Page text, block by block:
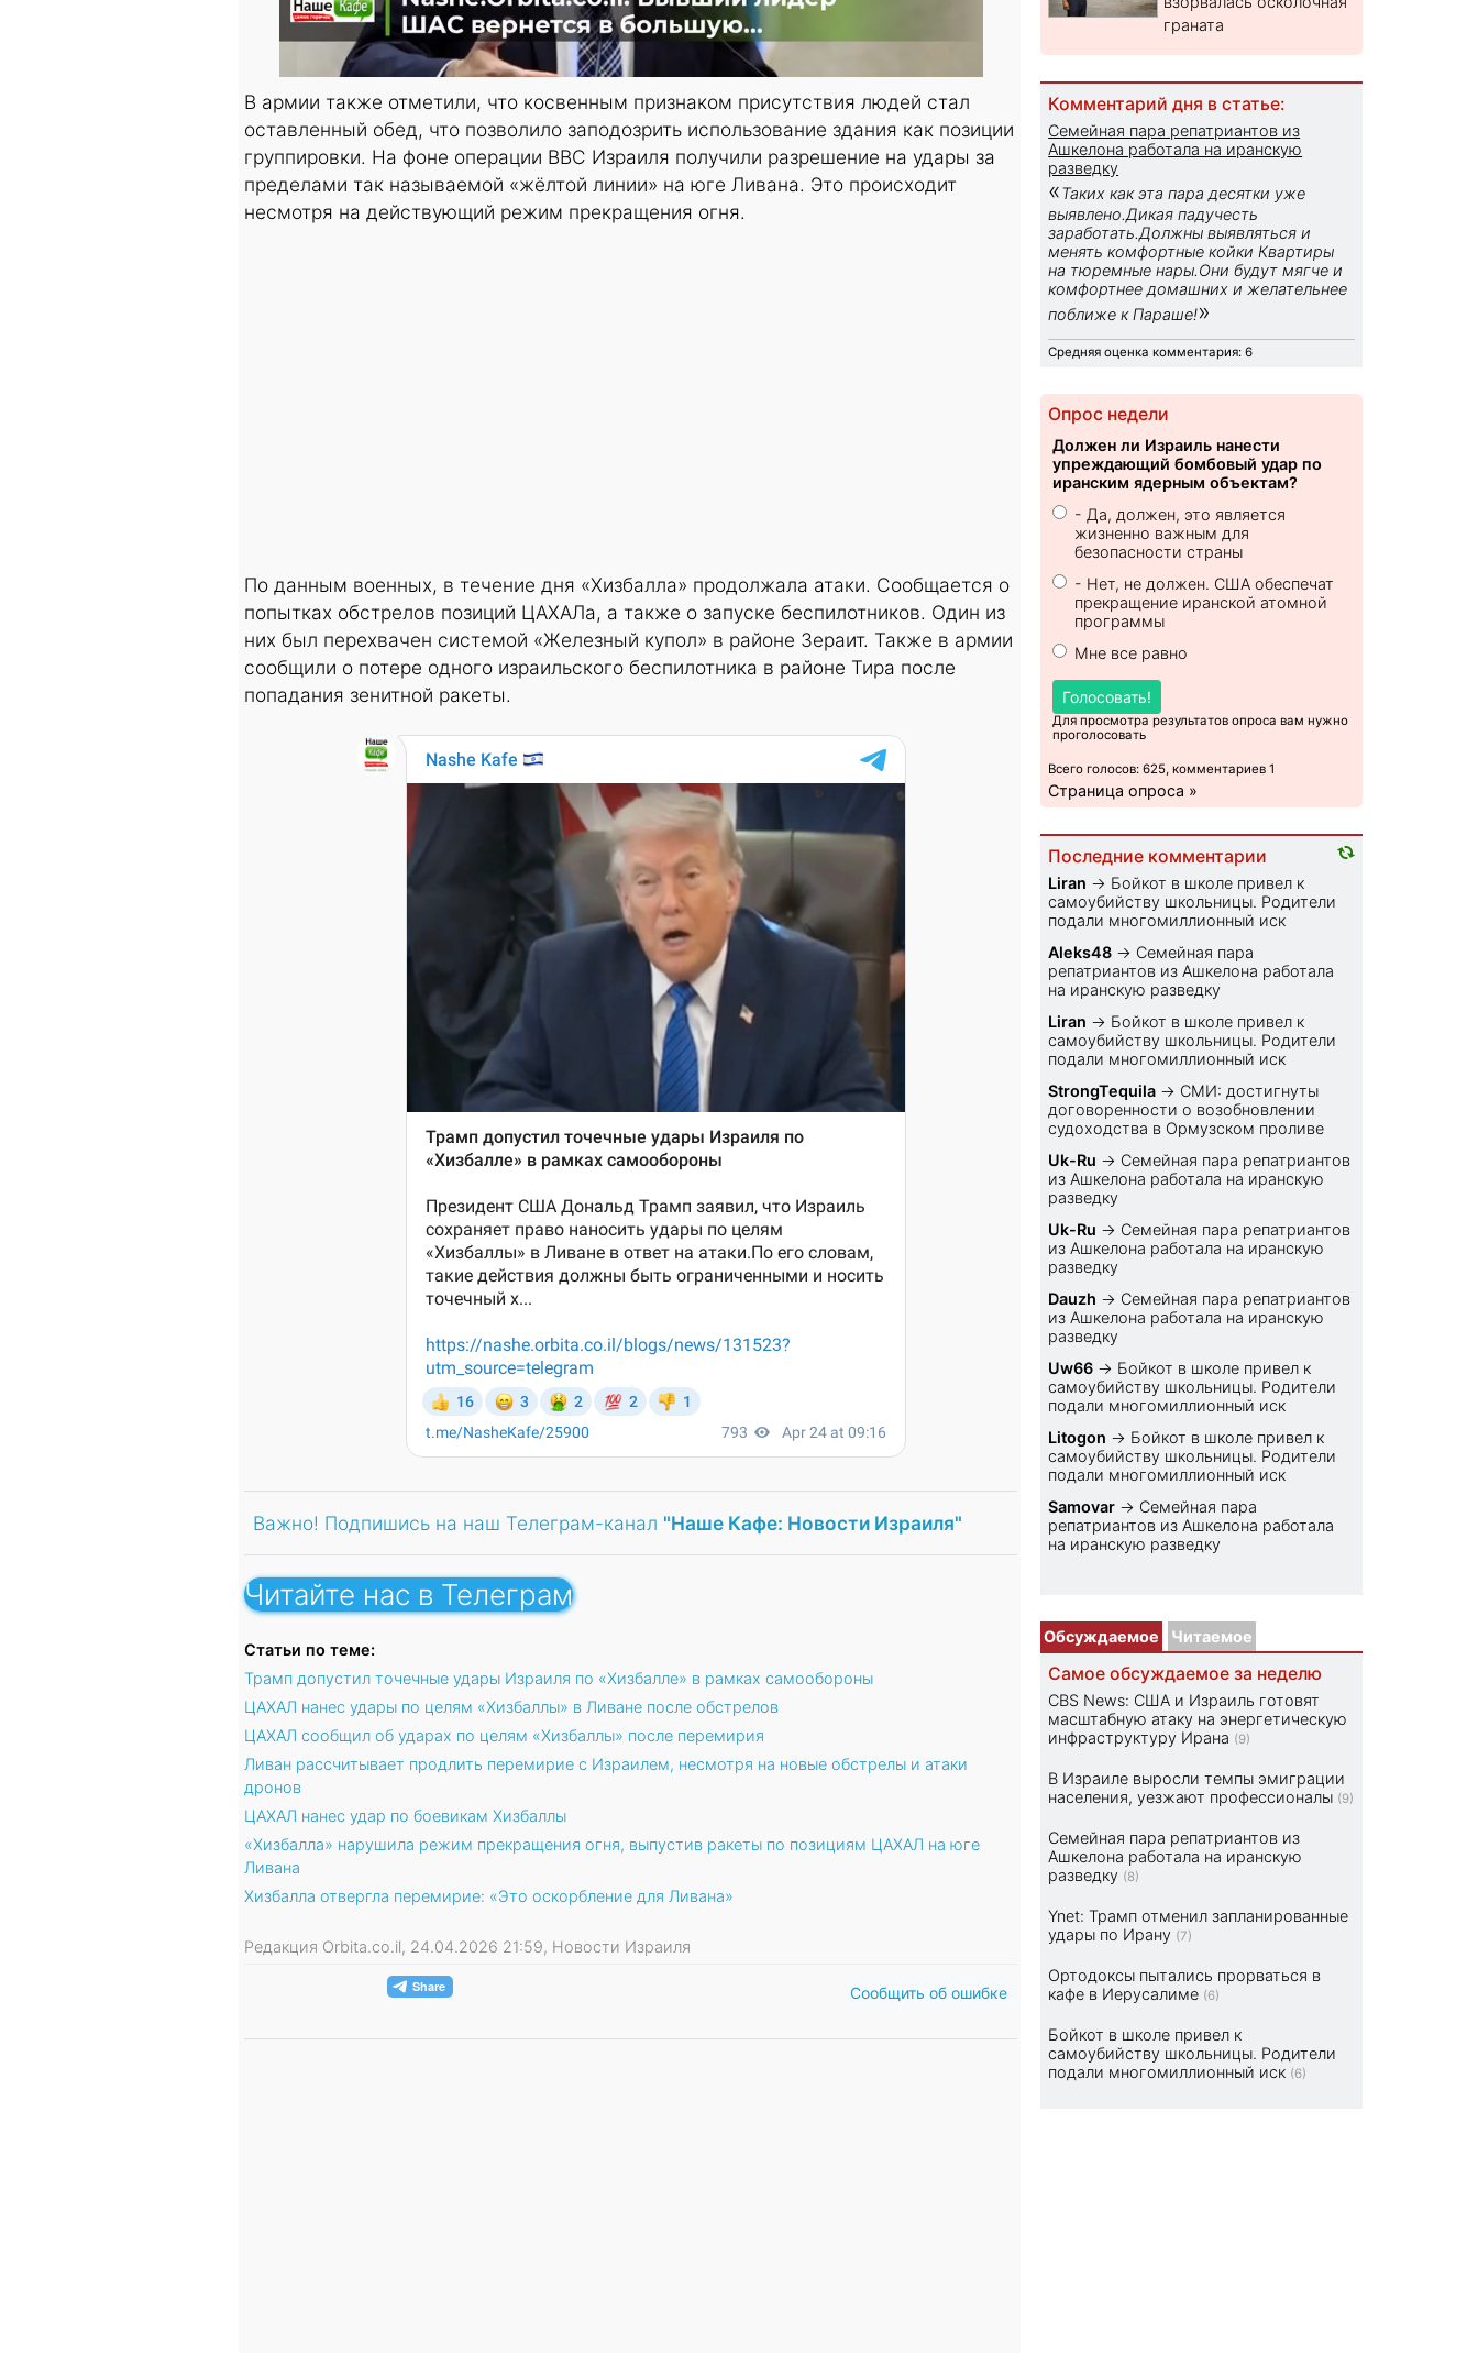
В армии также отметили, что косвенным признаком присутствия людей стал
оставленный обед, что позволило заподозрить использование здания как позиции
группировки. На фоне операции ВВС Израиля получили разрешение на удары за
пределами так называемой «жёлтой линии» на юге Ливана. Это происходит
несмотря на действующий режим прекращения огня.
По данным военных, в течение дня «Хизбалла» продолжала атаки. Сообщается о
попытках обстрелов позиций ЦАХАЛа, а также о запуске беспилотников. Один из
них был перехвачен системой «Железный купол» в районе Зераит. Также в армии
сообщили о потере одного израильского беспилотника в районе Тира после
попадания зенитной ракеты.
Важно! Подпишись на наш Телеграм-канал "Наше Кафе: Новости Израиля"
Читайте нас в Телеграм
Статьи по теме:
Трамп допустил точечные удары Израиля по «Хизбалле» в рамках самообороны
ЦАХАЛ нанес удары по целям «Хизбаллы» в Ливане после обстрелов
ЦАХАЛ сообщил об ударах по целям «Хизбаллы» после перемирия
Ливан рассчитывает продлить перемирие с Израилем, несмотря на новые обстрелы и атаки
дронов
ЦАХАЛ нанес удар по боевикам Хизбаллы
«Хизбалла» нарушила режим прекращения огня, выпустив ракеты по позициям ЦАХАЛ на юге
Ливана
Хизбалла отвергла перемирие: «Это оскорбление для Ливана»
Редакция Orbita.co.il, 24.04.2026 21:59, Новости Израиля
Сообщить об ошибке
граната
Комментарий дня в статье:
Семейная пара репатриантов из
Ашкелона работала на иранскую
разведку
«Таких как эта пара десятки уже
выявлено.Дикая падучесть
заработать.Должны выявляться и
менять комфортные койки Квартиры
на тюремные нары.Они будут мягче и
комфортнее домашних и желательнее
поближе к Параше!»
Средняя оценка комментария: 6
Опрос недели
Должен ли Израиль нанести
упреждающий бомбовый удар по
иранским ядерным объектам?
- Да, должен, это является
жизненно важным для
безопасности страны
- Нет, не должен. США обеспечат
прекращение иранской атомной
программы
Мне все равно
Голосовать!
Для просмотра результатов опроса вам нужно
проголосовать
Всего голосов: 625, комментариев 1
Страница опроса »
Последние комментарии
Liran → Бойкот в школе привел к
самоубийству школьницы. Родители
подали многомиллионный иск
Aleks48 → Семейная пара
репатриантов из Ашкелона работала
на иранскую разведку
Liran → Бойкот в школе привел к
самоубийству школьницы. Родители
подали многомиллионный иск
StrongTequila → СМИ: достигнуты
договоренности о возобновлении
судоходства в Ормузском проливе
Uk-Ru → Семейная пара репатриантов
из Ашкелона работала на иранскую
разведку
Uk-Ru → Семейная пара репатриантов
из Ашкелона работала на иранскую
разведку
Dauzh → Семейная пара репатриантов
из Ашкелона работала на иранскую
разведку
Uw66 → Бойкот в школе привел к
самоубийству школьницы. Родители
подали многомиллионный иск
Litogon → Бойкот в школе привел к
самоубийству школьницы. Родители
подали многомиллионный иск
Samovar → Семейная пара
репатриантов из Ашкелона работала
на иранскую разведку
Обсуждаемое Читаемое
Самое обсуждаемое за неделю
CBS News: США и Израиль готовят
масштабную атаку на энергетическую
инфраструктуру Ирана (9)
В Израиле выросли темпы эмиграции
населения, уезжают профессионалы (9)
Семейная пара репатриантов из
Ашкелона работала на иранскую
разведку (8)
Ynet: Трамп отменил запланированные
удары по Ирану (7)
Ортодоксы пытались прорваться в
кафе в Иерусалиме (6)
Бойкот в школе привел к
самоубийству школьницы. Родители
подали многомиллионный иск (6)